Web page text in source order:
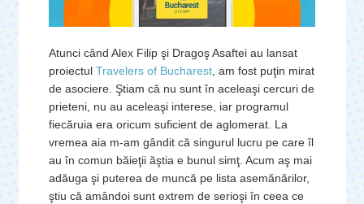
Atunci când Alex Filip şi Dragoş Asaftei au lansat
proiectul Travelers of Bucharest, am fost puţin mirat
de asociere. Ştiam că nu sunt în aceleaşi cercuri de
prieteni, nu au aceleaşi interese, iar programul
fiecăruia era oricum suficient de aglomerat. La
vremea aia m-am gândit că singurul lucru pe care îl
au în comun băieţii ăştia e bunul simţ. Acum aş mai
adăuga şi puterea de muncă pe lista asemănărilor,
ştiu că amândoi sunt extrem de serioşi în ceea ce